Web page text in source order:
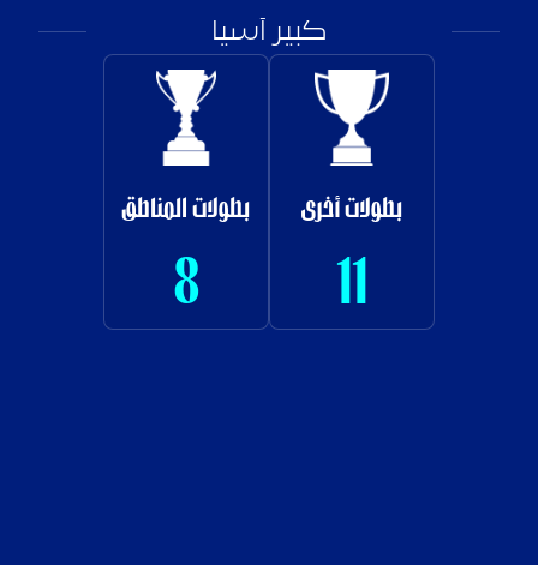
كبير آسيا
بطولات أخرى
11
بطولات المناطق
8